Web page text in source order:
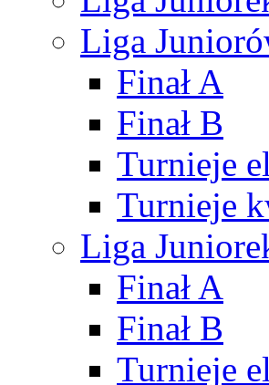
Liga
Finał A
Finał B
Turnieje
Turnieje
Liga
Finał A
Finał B
Turnieje